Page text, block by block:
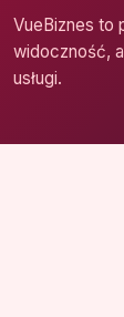
VueBiznes to
widoczność,
usługi.